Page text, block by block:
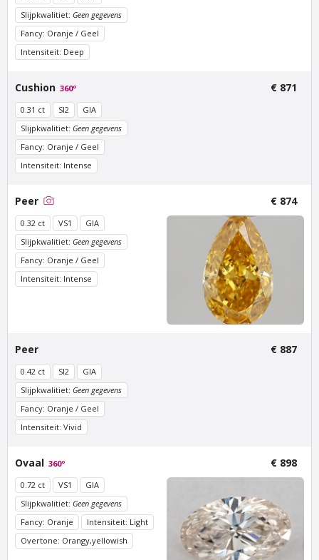
Van Amstel Java
€ 500excl. BTW
Van Amstel Carré
€ 500excl. BTW
Van Amstel
Concertgebouw
€ 500
excl. BTW
€ 500excl. BTW
Slijpkwalitiet: Geen gegevens
Fancy: Oranje / Geel
Intensiteit: Deep
Cushion 360º € 871
0.31 ct SI2
GIA
Slijpkwalitiet: Geen gegevens
Fancy: Oranje / Geel
Intensiteit: Intense
Peer € 874
0.32 ct VS1
GIA
Slijpkwalitiet: Geen gegevens
Fancy: Oranje / Geel
Intensiteit: Intense
Peer € 887
0.42 ct SI2
GIA
Slijpkwalitiet: Geen gegevens
Fancy: Oranje / Geel
Intensiteit: Vivid
Ovaal 360º € 898
0.72 ct VS1
GIA
Slijpkwalitiet: Geen gegevens
Fancy: Oranje
Intensiteit: Light
Overtone: Orangy,yellowish